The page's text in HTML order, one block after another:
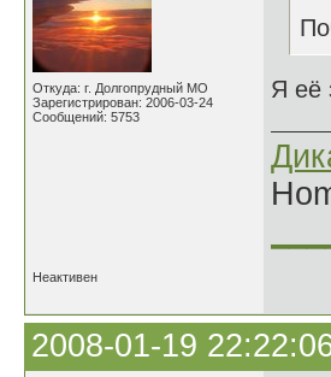
Откуда: г. Долгопрудный МО
Зарегистрирован: 2006-03-24
Сообщений: 5753
Я её
Неактивен
2008-01-19